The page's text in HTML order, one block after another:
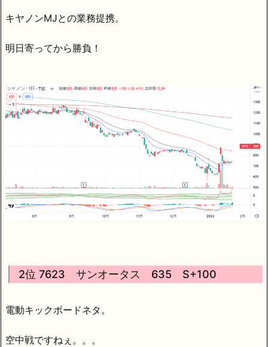
キヤノンMJとの業務提携。
明日寄ってから勝負！
2位 7623 サンオータス 635 S+100
電動キックボードネタ。
空中戦ですねぇ。。。